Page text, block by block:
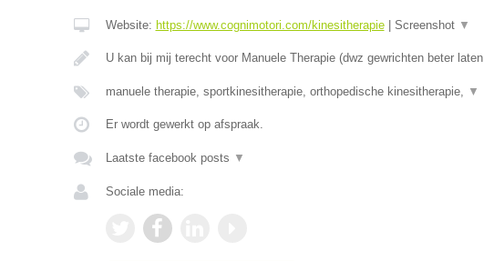
Website: https://www.cognimotori.com/kinesitherapie| Screenshot ▼
U kan bij mij terecht voor Manuele Therapie (dwz gewrichten beter laten
manuele therapie, sportkinesitherapie, orthopedische kinesitherapie, ▼
Er wordt gewerkt op afspraak.
Laatste facebook posts ▼
Sociale media: